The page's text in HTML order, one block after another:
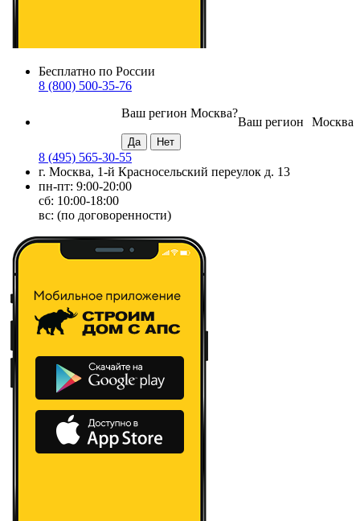
Бесплатно по России
8 (800) 500-35-76
Москва
Ваш регион
Ваш регион Москва?
8 (495) 565-30-55
г. Москва, 1-й Красносельский переулок д. 13
пн-пт: 9:00-20:00
сб: 10:00-18:00
вс: (по договоренности)